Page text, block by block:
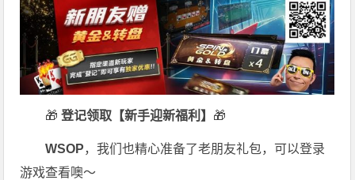
🎁 登记领取【新手迎新福利】 🎁
WSOP，我们也精心准备了老朋友礼包，可以登录
游戏查看噢～